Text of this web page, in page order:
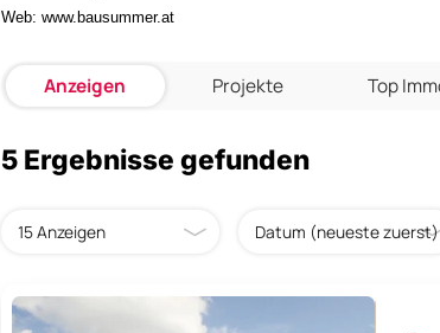
Web: www.bausummer.at
Anzeigen Projekte Top
5 Ergebnisse gefunden